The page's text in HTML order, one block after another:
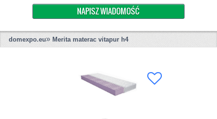
NAPISZ WIADOMOŚĆ
domexpo.eu» Merita materac vitapur h4